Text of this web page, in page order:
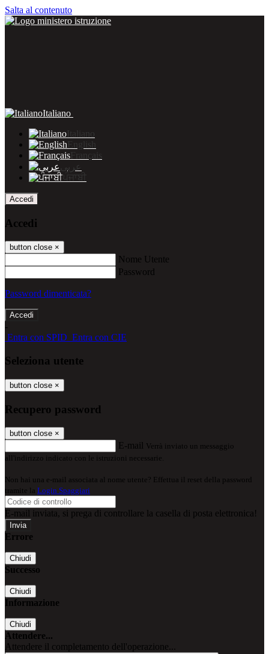
Salta al contenuto
Italiano
Italiano
English
Français
عربى
ਪੰਜਾਬੀ
Accedi
Accedi
button close ×
Nome Utente
Password
Password dimenticata?
-
Entra con SPID Entra con CIE
Seleziona utente
button close ×
Recupero password
button close ×
E-mail Verrà inviato un messaggio
all'indirizzo indicato con le istruzioni necessarie.
Non hai una e-mail associata al nome utente? Effettua il reset della password
tramite la Login Spaggiari
E-mail inviata, si prega di controllare la casella di posta elettronica!
Errore
Chiudi
Successo
Chiudi
Informazione
Chiudi
Attendere...
Attendere il completamento dell'operazione...